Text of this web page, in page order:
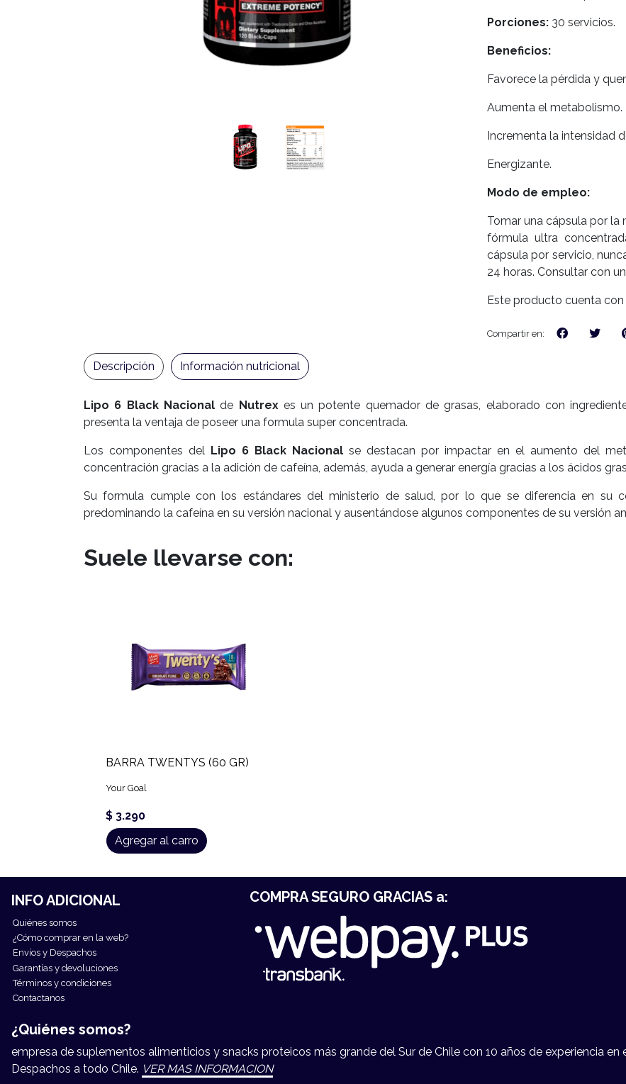
Porciones: 30 servicios.
Beneficios:
Favorece la pérdida y
Aumenta el metabolismo.
Incrementa la intensidad
Energizante.
Modo de empleo:
Tomar una cápsula por la
fórmula ultra
cápsula por servicio,
24 horas. Consultar con
Este producto cuenta
Compartir en:
Lipo 6 Black Nacionalde Nutrexes un potente quemador de grasas, elaborado con
presenta la ventaja de poseer una formula super concentrada.
Los componentes del Lipo 6 Black Nacional se destacan por impactar en el aumento del
concentración gracias a la adición de cafeína, además, ayuda a generar energía gracias a los ácidos
Su formula cumple con los estándares del ministerio de salud, por lo que se diferencia en su
predominando la cafeína en su versión nacional y ausentándose algunos componentes de su versión
Descripción Información nutricional
Suele llevarse con:
BARRA TWENTYS (60 GR)
Your Goal
$ 3.290
Agregar al carro
INFO ADICIONAL
Quiénes somos
¿Cómo comprar en la web?
Envíos y Despachos
Garantías y devoluciones
Términos y condiciones
Contactanos
COMPRA SEGURO GRACIAS a:
¿Quiénes somos?
empresa de suplementos alimenticios y snacks proteicos más grande del Sur de Chile con 10 años de experiencia en
Despachos a todo Chile. VER MAS INFORMACION